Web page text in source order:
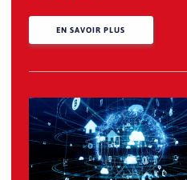
EN SAVOIR PLUS